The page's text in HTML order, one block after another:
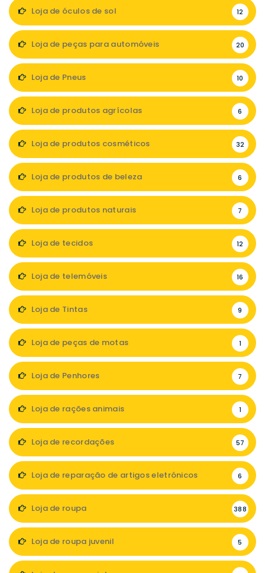
Loja de óculos de sol 12
Loja de peças para automóveis 20
Loja de Pneus 10
Loja de produtos agrícolas 6
Loja de produtos cosméticos 32
Loja de produtos de beleza 6
Loja de produtos naturais 7
Loja de tecidos 12
Loja de telemóveis 16
Loja de Tintas 9
Loja de peças de motas 1
Loja de Penhores 7
Loja de rações animais 1
Loja de recordações 57
Loja de reparação de artigos eletrónicos 6
Loja de roupa 388
Loja de roupa juvenil 5